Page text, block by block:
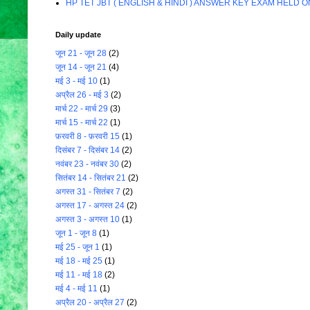
HP TET JBT ( ENGLISH & HINDI ) ANSWER KEY EXAM HELD
Daily update
जून 21 - जून 28 (2)
जून 14 - जून 21 (4)
मई 3 - मई 10 (1)
अप्रैल 26 - मई 3 (2)
मार्च 22 - मार्च 29 (3)
मार्च 15 - मार्च 22 (1)
फ़रवरी 8 - फ़रवरी 15 (1)
दिसंबर 7 - दिसंबर 14 (2)
नवंबर 23 - नवंबर 30 (2)
सितंबर 14 - सितंबर 21 (2)
अगस्त 31 - सितंबर 7 (2)
अगस्त 17 - अगस्त 24 (2)
अगस्त 3 - अगस्त 10 (1)
जून 1 - जून 8 (1)
मई 25 - जून 1 (1)
मई 18 - मई 25 (1)
मई 11 - मई 18 (2)
मई 4 - मई 11 (1)
अप्रैल 20 - अप्रैल 27 (2)